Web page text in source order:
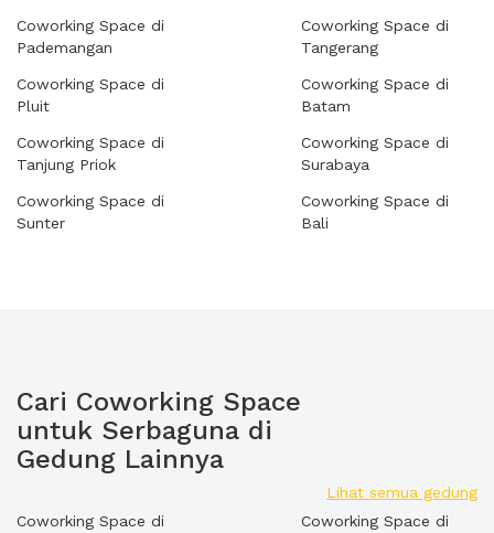
Coworking Space di
Pademangan
Coworking Space di
Pluit
Coworking Space di
Tanjung Priok
Coworking Space di
Sunter
Coworking Space di
Tangerang
Coworking Space di
Batam
Coworking Space di
Surabaya
Coworking Space di
Bali
Cari Coworking Space
untuk Serbaguna di
Gedung Lainnya
Lihat semua gedung
Coworking Space di
Coworking Space di